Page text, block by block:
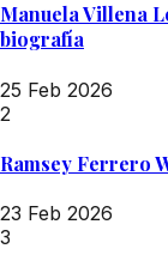
Manuela Villena
biografía
25 Feb 2026
2
Ramsey Ferrero
23 Feb 2026
3